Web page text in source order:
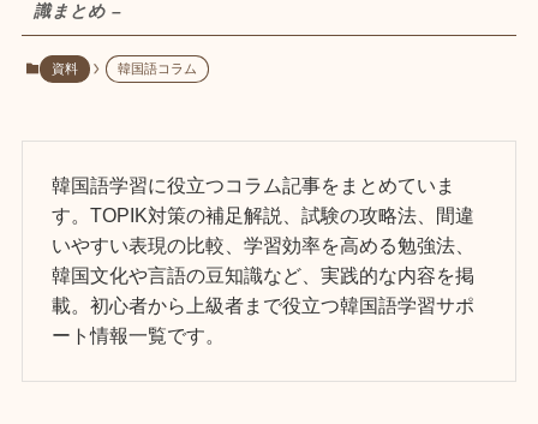
識まとめ –
資料 韓国語コラム
韓国語学習に役立つコラム記事をまとめていま
す。TOPIK対策の補足解説、試験の攻略法、間違
いやすい表現の比較、学習効率を高める勉強法、
韓国文化や言語の豆知識など、実践的な内容を掲
載。初心者から上級者まで役立つ韓国語学習サポ
ート情報一覧です。